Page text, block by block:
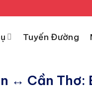
Tuyến Đường
↔ Cần